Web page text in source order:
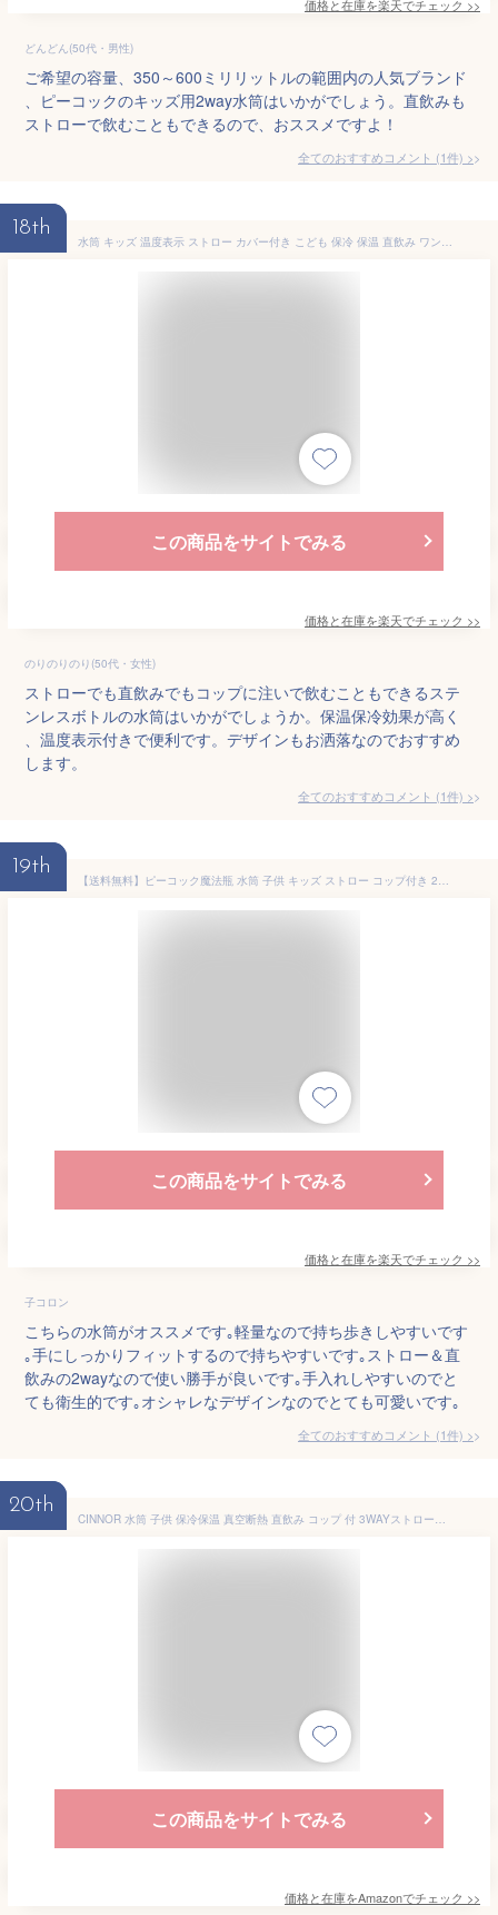
価格と在庫を楽天でチェック >>
どんどん(50代・男性)
ご希望の容量、350～600ミリリットルの範囲内の人気ブランド
、ピーコックのキッズ用2way水筒はいかがでしょう。直飲みも
ストローで飲むこともできるので、おススメですよ！
全てのおすすめコメント (1件) >
18th
水筒 キッズ 温度表示 ストロー カバー付き こども 保冷 保温 直飲み ワンタッチ マイボトル ポーチ付き コップ付 ステンレスボトル 子供 子供用 女の子 男の子 550ml 軽量 コンパクト かわいい スポーツ 遠足 運動会 宇宙
この商品をサイトでみる
価格と在庫を楽天でチェック >>
のりのりのり(50代・女性)
ストローでも直飲みでもコップに注いで飲むこともできるステ
ンレスボトルの水筒はいかがでしょうか。保温保冷効果が高く
、温度表示付きで便利です。デザインもお洒落なのでおすすめ
します。
全てのおすすめコメント (1件) >
19th
【送料無料】ピーコック魔法瓶 水筒 子供 キッズ ストロー コップ付き 2WAYタイプ 360mL(400mL) ステップアップボトルセット ステンレスボトル 直飲み こども用 ASK-W40(AKD)【RCP】Peacock ネイビードット ASK-W40-AKD
この商品をサイトでみる
価格と在庫を楽天でチェック >>
子コロン
こちらの水筒がオススメです｡軽量なので持ち歩きしやすいです
｡手にしっかりフィットするので持ちやすいです｡ストロー＆直
飲みの2wayなので使い勝手が良いです｡手入れしやすいのでと
ても衛生的です｡オシャレなデザインなのでとても可愛いです｡
全てのおすすめコメント (1件) >
20th
CINNOR 水筒 子供 保冷保温 真空断熱 直飲み コップ 付 3WAYストローボトル マグボトル 魔法瓶 ポーチ付き (520ml,自動車)
この商品をサイトでみる
価格と在庫をAmazonでチェック >>